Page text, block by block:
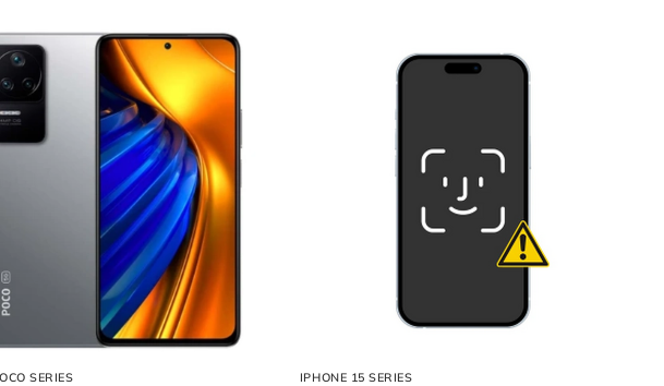
Galaxy S24 ngay
sớm để tránh ảnh hưởng đến các linh kiện bên trong. Dưới đây là các dấu
hình.
hoặc chết điểm.
S24uy tín là ưu tiên hàng đầu.
SERIES IPHONE 15 SERIES